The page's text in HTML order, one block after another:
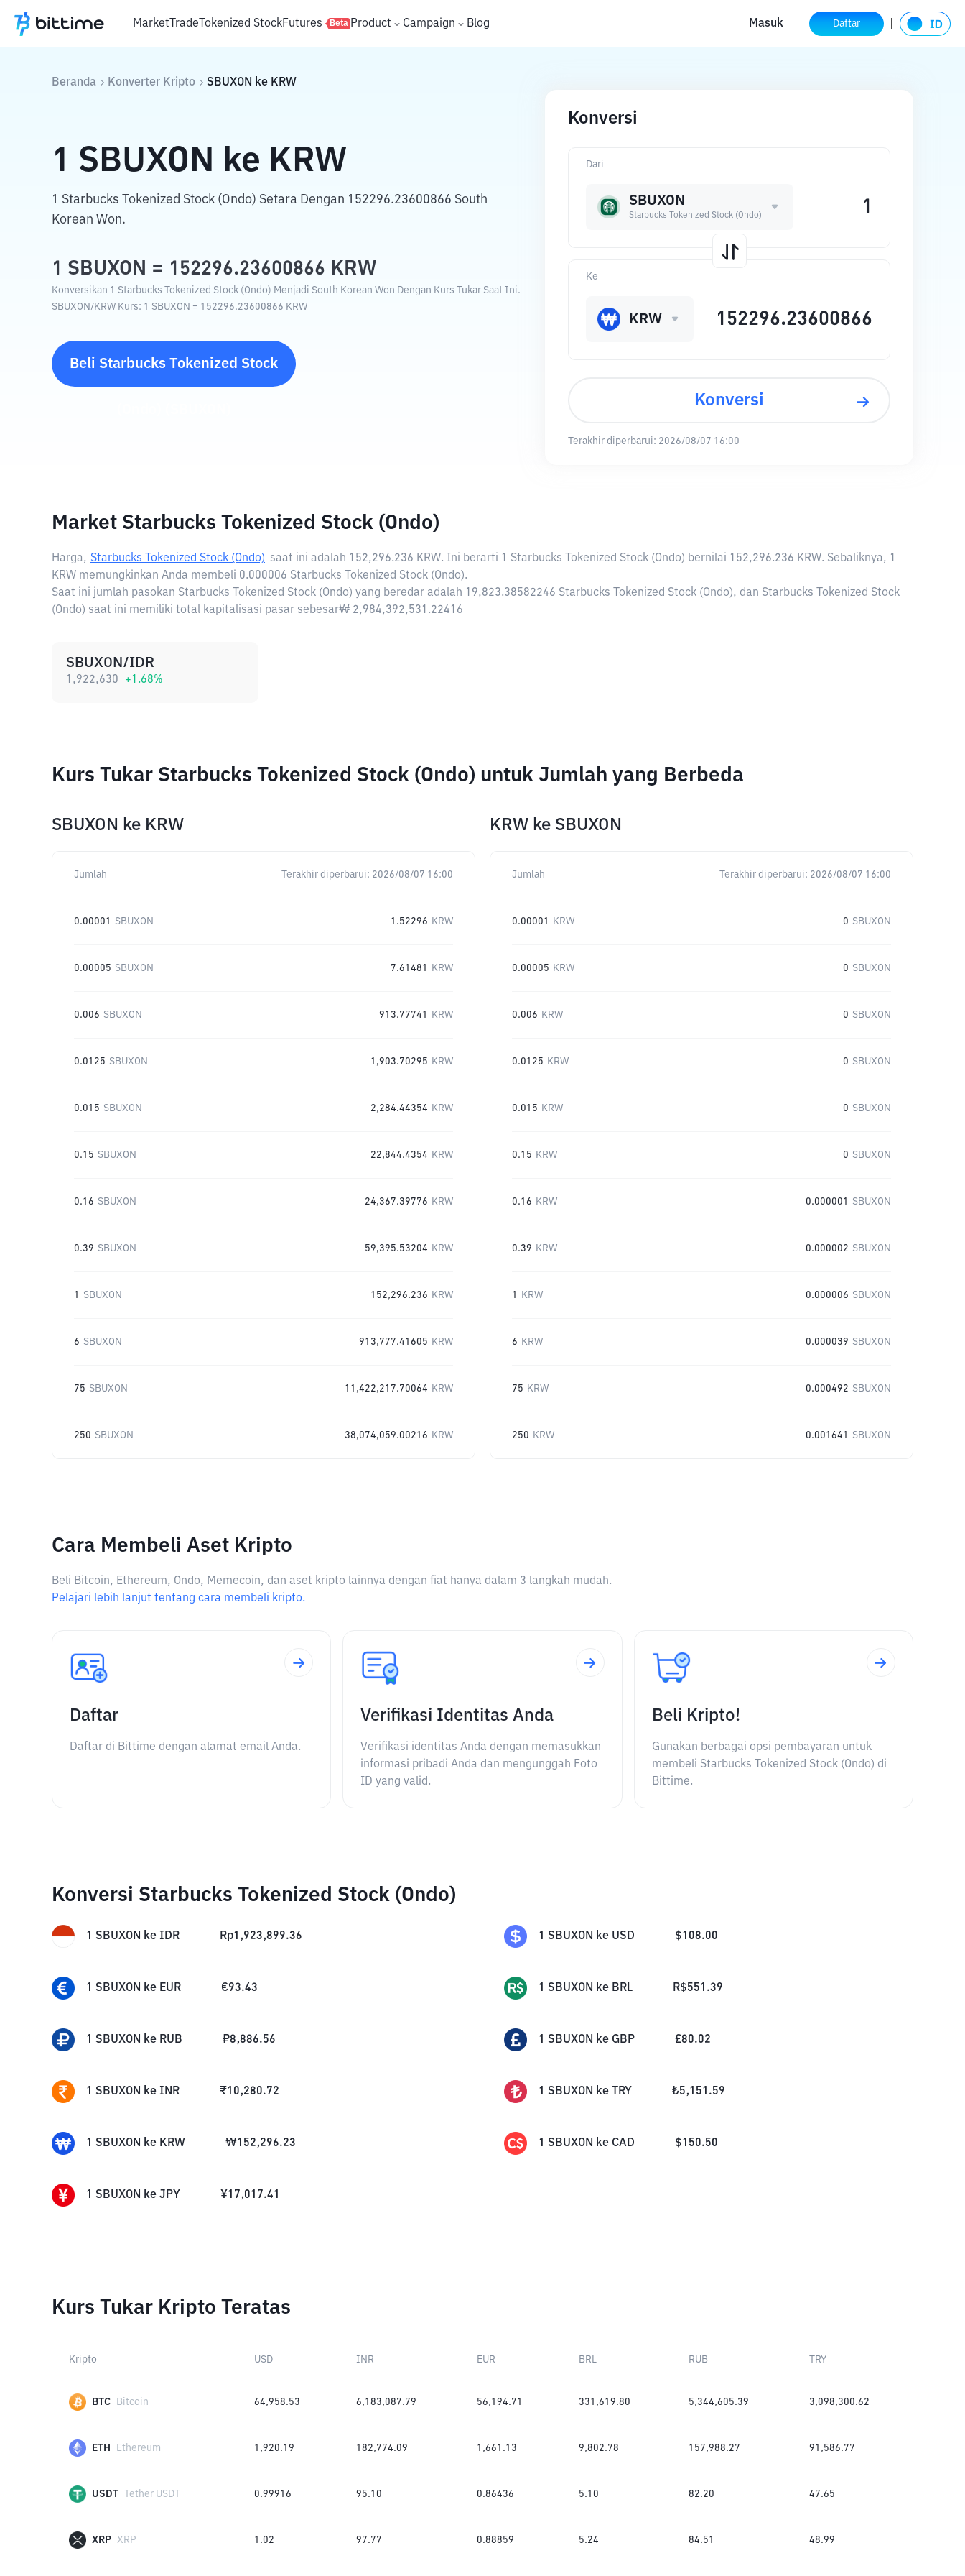
MarketTradeTokenized StockFutures Beta Product Campaign Blog Masuk Daftar
Beranda Konverter Kripto SBUXON ke KRW
1 SBUXON ke KRW
1 Starbucks Tokenized Stock (Ondo) Setara Dengan 152296.23600866 South
Korean Won.
1 SBUXON = 152296.23600866 KRW
Konversikan 1 Starbucks Tokenized Stock (Ondo) Menjadi South Korean Won Dengan Kurs Tukar Saat Ini.
SBUXON /KRW Kurs: 1 SBUXON = 152296.23600866 KRW
Beli Starbucks Tokenized Stock
Konversi
Dari
SBUXON
Starbucks Tokenized Stock (Ondo)
Ke
KRW
Konversi
Terakhir diperbarui: 2026/08/07 16:00
Market Starbucks Tokenized Stock (Ondo)
Harga, Starbucks Tokenized Stock (Ondo) saat ini adalah 152,296.236 KRW. Ini berarti 1 Starbucks Tokenized Stock (Ondo) bernilai 152,296.236 KRW. Sebaliknya, 1
KRW memungkinkan Anda membeli 0.000006 Starbucks Tokenized Stock (Ondo).
Saat ini jumlah pasokan Starbucks Tokenized Stock (Ondo) yang beredar adalah 19,823.38582246 Starbucks Tokenized Stock (Ondo), dan Starbucks Tokenized Stock
(Ondo) saat ini memiliki total kapitalisasi pasar sebesar₩ 2,984,392,531.22416
SBUXON/IDR
1,922,630 +1.68%
Kurs Tukar Starbucks Tokenized Stock (Ondo) untuk Jumlah yang Berbeda
SBUXON ke KRW
Jumlah Terakhir diperbarui: 2026/08/07 16:00
0.00001 SBUXON 1.52296 KRW
0.00005 SBUXON 7.61481 KRW
0.006 SBUXON 913.77741 KRW
0.0125 SBUXON 1,903.70295 KRW
0.015 SBUXON 2,284.44354 KRW
0.15 SBUXON 22,844.4354 KRW
0.16 SBUXON 24,367.39776 KRW
0.39 SBUXON 59,395.53204 KRW
1 SBUXON 152,296.236 KRW
6 SBUXON 913,777.41605 KRW
75 SBUXON 11,422,217.70064 KRW
250 SBUXON 38,074,059.00216 KRW
KRW ke SBUXON
Jumlah Terakhir diperbarui: 2026/08/07 16:00
0.00001 KRW 0 SBUXON
0.00005 KRW 0 SBUXON
0.006 KRW 0 SBUXON
0.0125 KRW 0 SBUXON
0.015 KRW 0 SBUXON
0.15 KRW 0 SBUXON
0.16 KRW 0.000001 SBUXON
0.39 KRW 0.000002 SBUXON
1 KRW 0.000006 SBUXON
6 KRW 0.000039 SBUXON
75 KRW 0.000492 SBUXON
250 KRW 0.001641 SBUXON
Cara Membeli Aset Kripto
Beli Bitcoin, Ethereum, Ondo, Memecoin, dan aset kripto lainnya dengan fiat hanya dalam 3 langkah mudah.
Pelajari lebih lanjut tentang cara membeli kripto.
Daftar
Daftar di Bittime dengan alamat email Anda.
Verifikasi Identitas Anda
Verifikasi identitas Anda dengan memasukkan
informasi pribadi Anda dan mengunggah Foto
ID yang valid.
Beli Kripto!
Gunakan berbagai opsi pembayaran untuk
membeli Starbucks Tokenized Stock (Ondo) di
Bittime.
Konversi Starbucks Tokenized Stock (Ondo)
1 SBUXON ke IDR Rp1,923,899.36 1 SBUXON ke USD $108.00
1 SBUXON ke EUR €93.43 1 SBUXON ke BRL R$551.39
1 SBUXON ke RUB ₽8,886.56 1 SBUXON ke GBP £80.02
1 SBUXON ke INR ₹10,280.72 1 SBUXON ke TRY ₺5,151.59
1 SBUXON ke KRW ₩152,296.23 1 SBUXON ke CAD $150.50
1 SBUXON ke JPY ¥17,017.41
Kurs Tukar Kripto Teratas
Kripto USD INR EUR BRL RUB TRY
BTC Bitcoin 64,958.53 6,183,087.79 56,194.71 331,619.80 5,344,605.39 3,098,300.62
ETH Ethereum 1,920.19 182,774.09 1,661.13 9,802.78 157,988.27 91,586.77
USDT Tether USDT 0.99916 95.10 0.86436 5.10 82.20 47.65
XRP XRP 1.02 97.77 0.88859 5.24 84.51 48.99